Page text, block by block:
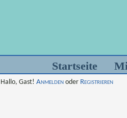
Startseite
Hallo, Gast! Anmelden oder Registrieren